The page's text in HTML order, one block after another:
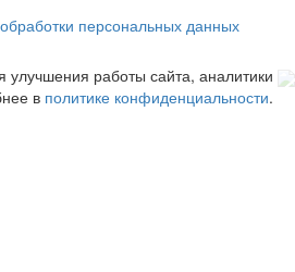
персональных данных
работы сайта, аналитики
в политике конфиденциальности.